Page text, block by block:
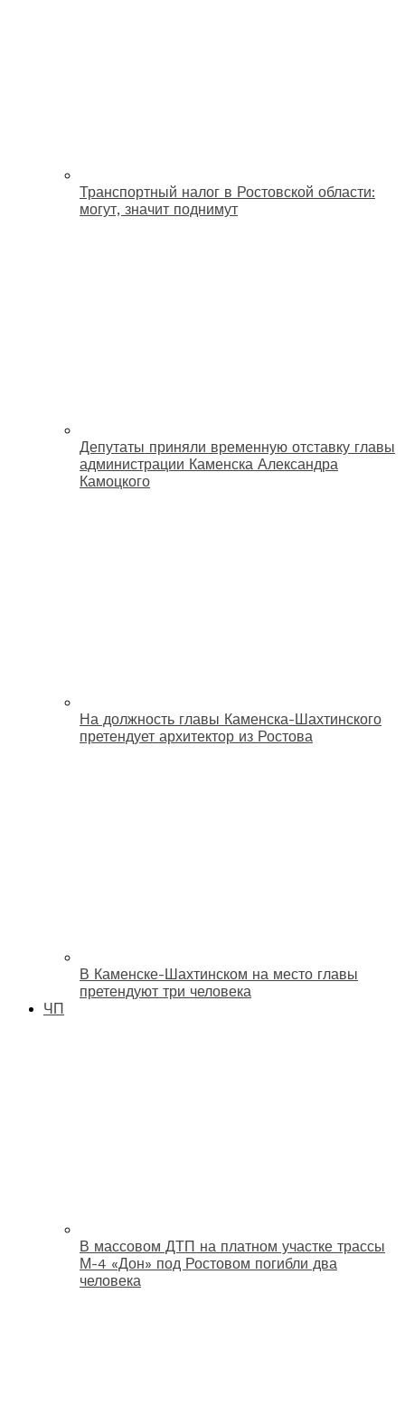
Транспортный налог в Ростовской области:
могут, значит поднимут
Депутаты приняли временную отставку главы
администрации Каменска Александра
Камоцкого
На должность главы Каменска-Шахтинского
претендует архитектор из Ростова
В Каменске-Шахтинском на место главы
претендуют три человека
ЧП
В массовом ДТП на платном участке трассы
М-4 «Дон» под Ростовом погибли два
человека